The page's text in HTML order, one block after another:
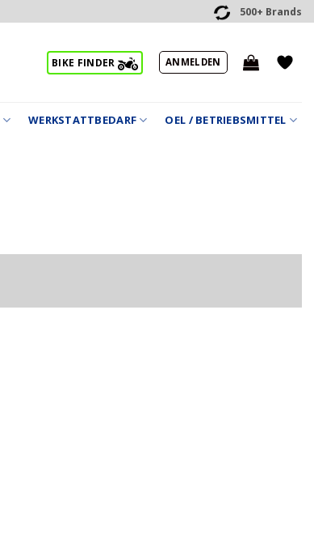
500+ Brands
BIKE FINDER ANMELDEN
WERKSTATTBEDARF OEL / BETRIEBSMITTEL